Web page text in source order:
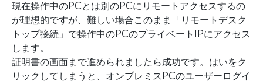
現在操作中のPCとは別のPCにリモートアクセスするの
が理想的ですが、難しい場合このまま「リモートデスク
トップ接続」で操作中のPCのプライベートIPにアクセス
します。
証明書の画面まで進められましたら成功です。はいをク
リックしてしまうと、オンプレミスPCのユーザーログイ